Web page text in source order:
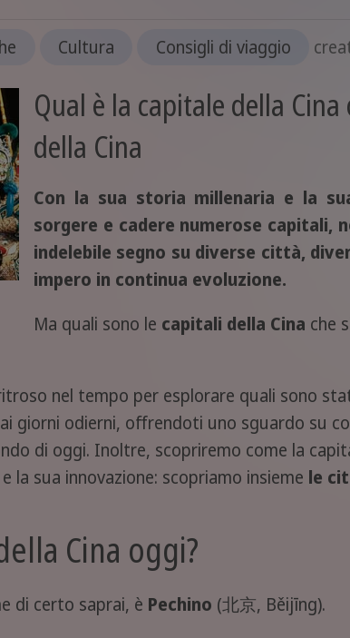
Cultura Consigli di viaggio
Qual è la capitale della
della Cina
Con la sua storia millenaria e la
sorgere e cadere numerose capitali,
indelebile segno su diverse città,
impero in continua evoluzione.
Ma quali sono le capitali della Cina che
nel tempo per esplorare quali sono
giorni odierni, offrendoti uno sguardo su
di oggi. Inoltre, scopriremo come la
la sua innovazione: scopriamo insieme le
Cina oggi?
di certo saprai, è Pechino (北京, Běijīng).